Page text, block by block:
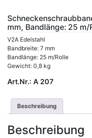
mm, Bandlänge: 25 m/
V2A Edelstahl
Bandbreite: 7 mm
Bandlänge: 25 m/Rolle
Gewicht: 0,8 kg
Art.Nr.: A 207
Beschreibung
Beschreibung